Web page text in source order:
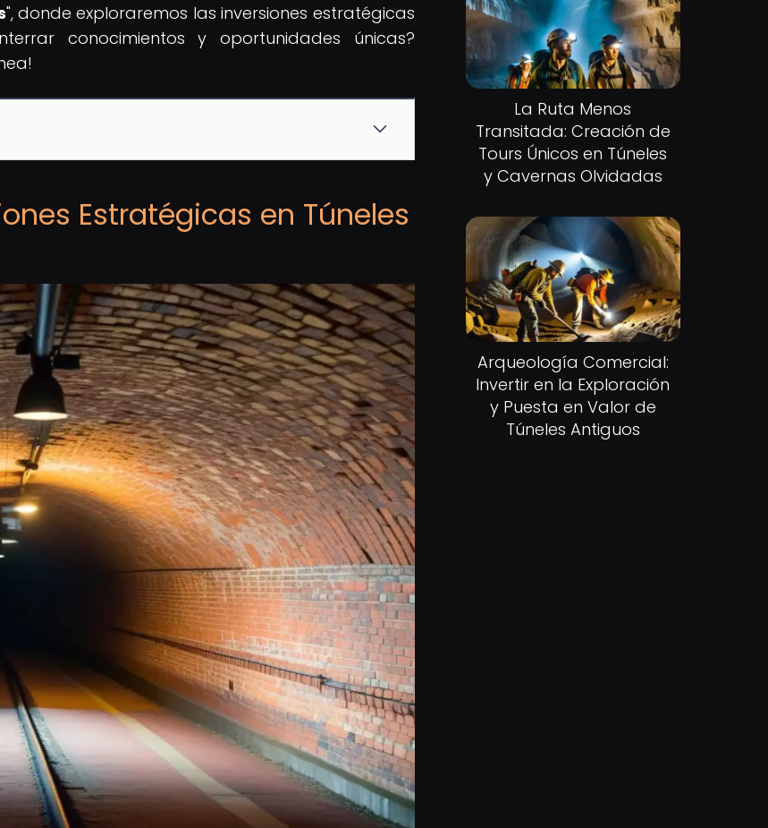
", donde exploraremos las inversiones estratégicas
conocimientos y oportunidades únicas?
Estratégicas en Túneles
La Ruta Menos
Transitada: Creación de
Tours Únicos en Túneles
y Cavernas Olvidadas
Arqueología Comercial:
Invertir en la Exploración
y Puesta en Valor de
Túneles Antiguos